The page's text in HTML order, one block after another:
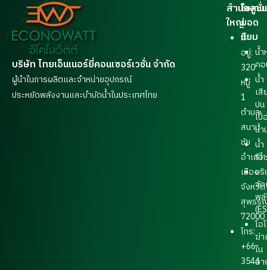
บริษัท ไทยเอ็นเนอร์ยี่คอนเซอร์เวชั่น จำกัด
ผู้นำในการผลิตและจำหน่ายอุปกรณ์
ประหยัดพลังงานและบำบัดน้ำในประเทศไทย
สำนักงาน
ใหญ่
ที่
อยู่:
320
หมู่
1
ตำบล
สนาม
ชัย
อำเภอ
เมือง
จังหวัด
สุพรร
72000
โทร:
+66
3544
โซลูชั่น
ยอด
นิยม
น้ำ
คอ
น้ำ
เสี
ปน
เปื้
น้ำ
น้ำ
รีไ
บริ
จัด
พ
โอ
ฆ่า
ใน
อา